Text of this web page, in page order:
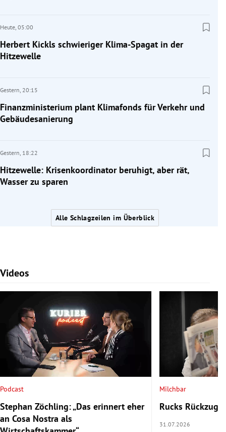
Heute, 05:00
Herbert Kickls schwieriger Klima-Spagat in der
Hitzewelle
Gestern, 20:15
Finanzministerium plant Klimafonds für Verkehr und
Gebäudesanierung
Gestern, 18:22
Hitzewelle: Krisenkoordinator beruhigt, aber rät,
Wasser zu sparen
Alle Schlagzeilen im Überblick
Videos
Slide 1 von 7
Podcast
Stephan Zöchling: „Das erinnert eher
an Cosa Nostra als
Milchbar
Rucks Rückzug
31.07.2026